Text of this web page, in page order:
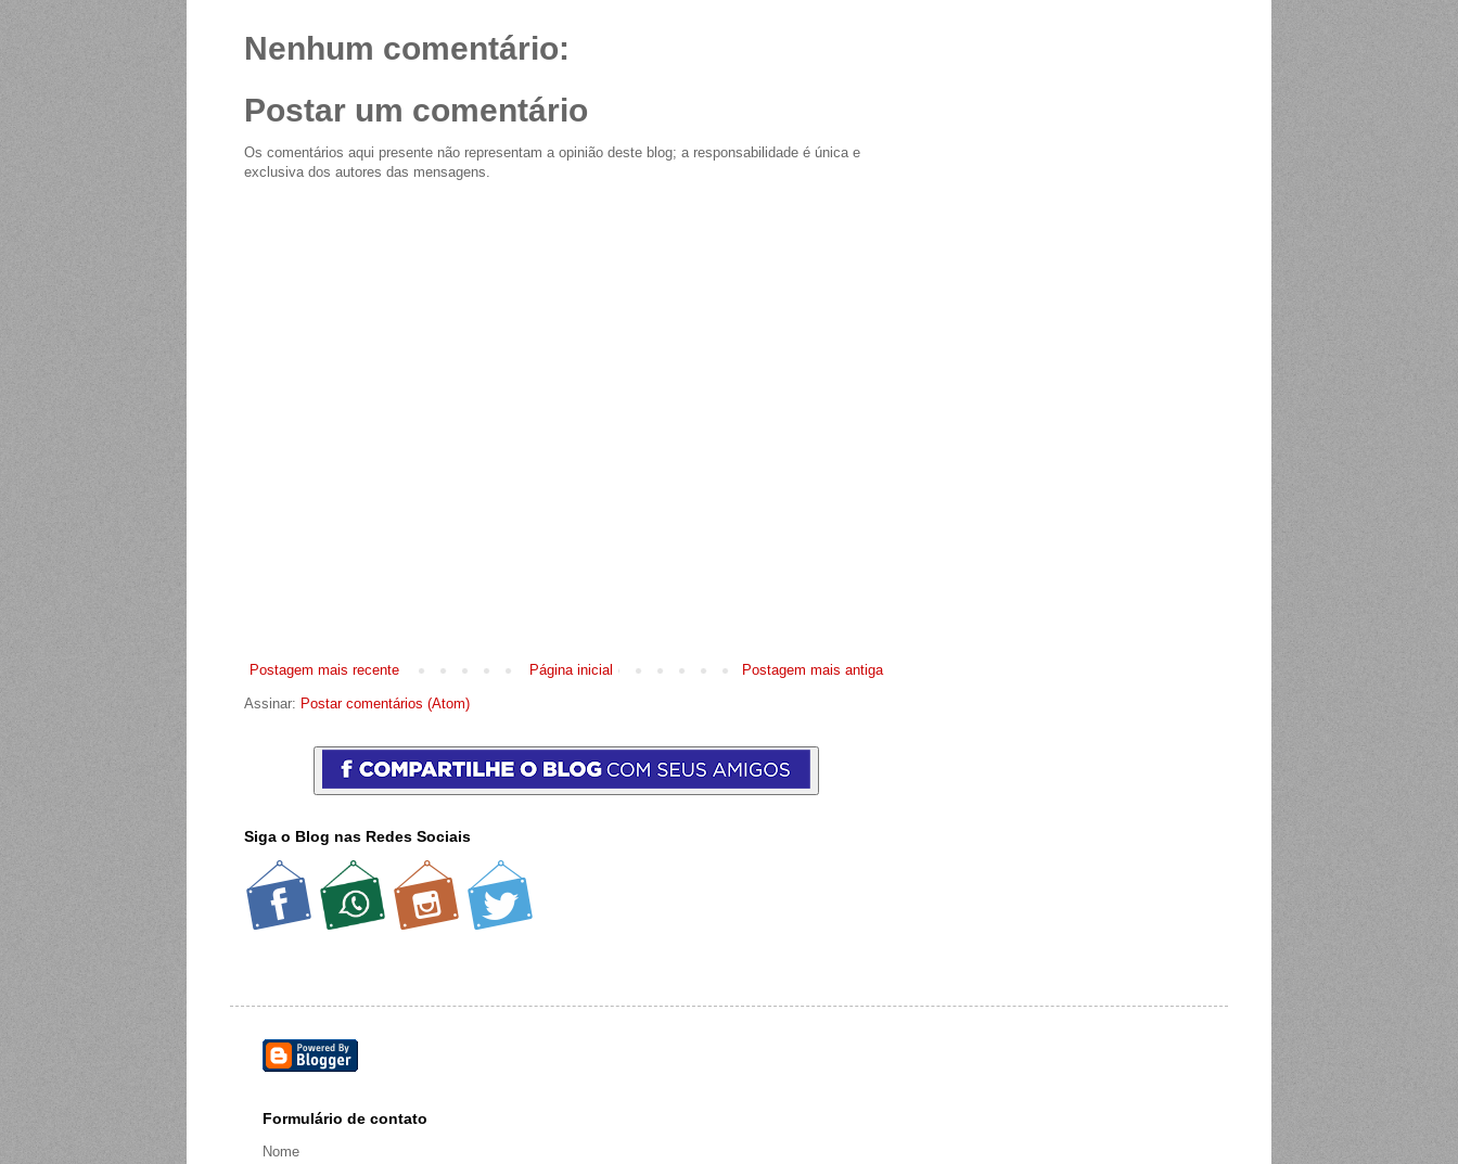
Nenhum comentário:
Postar um comentário
Os comentários aqui presente não representam a opinião deste blog; a responsabilidade é única e
exclusiva dos autores das mensagens.
Postagem mais recente Postagem mais antiga
Página inicial
Assinar: Postar comentários (Atom)
Siga o Blog nas Redes Sociais
Formulário de contato
Nome